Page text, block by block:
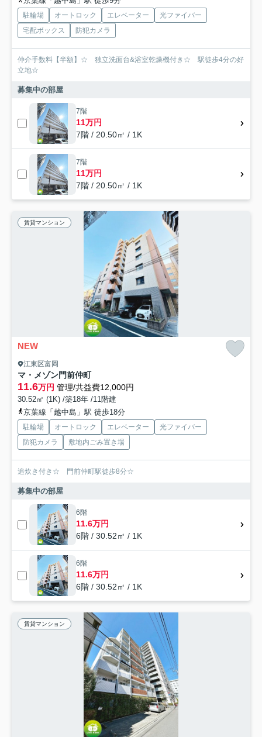
駐輪場 オートロック エレベーター
光ファイバー
宅配ボックス
防犯カメラ
仲介手数料【半額】☆ 独立洗面台&浴室乾燥機付き☆ 駅徒歩4分の好
立地☆
募集中の部屋
7階
11万円
7階 / 20.50㎡ / 1K
7階
11万円
7階 / 20.50㎡ / 1K
賃貸マンション
NEW
江東区富岡
マ・メゾン門前仲町
11.6万円 管理/共益費12,000円
30.52㎡ (1K) /築18年 /11階建
京葉線「越中島」駅 徒歩18分
駐輪場 オートロック エレベーター
光ファイバー
防犯カメラ
敷地内ごみ置き場
追炊き付き☆ 門前仲町駅徒歩8分☆
募集中の部屋
6階
11.6万円
6階 / 30.52㎡ / 1K
6階
11.6万円
6階 / 30.52㎡ / 1K
賃貸マンション